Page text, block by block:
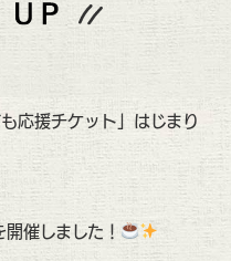
応援チケット」はじまり
催しました！